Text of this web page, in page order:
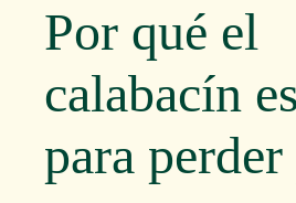
Por qué el
calabacín
para perder